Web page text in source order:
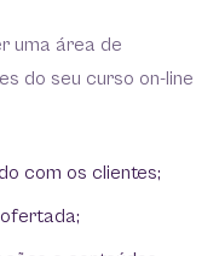
uma área de
do seu curso on-line
com os clientes;